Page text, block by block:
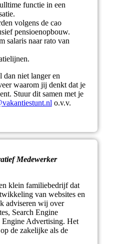
functie in een
volgens de cao
pensioenopbouw.
salaris naar rato van
dan niet langer en
waarom jij denkt dat je
Stuur dit samen met je
o.v.v.
Medewerker
klein familiebedrijf dat
van websites en
adviseren wij over
Search Engine
Advertising. Het
de zakelijke als de